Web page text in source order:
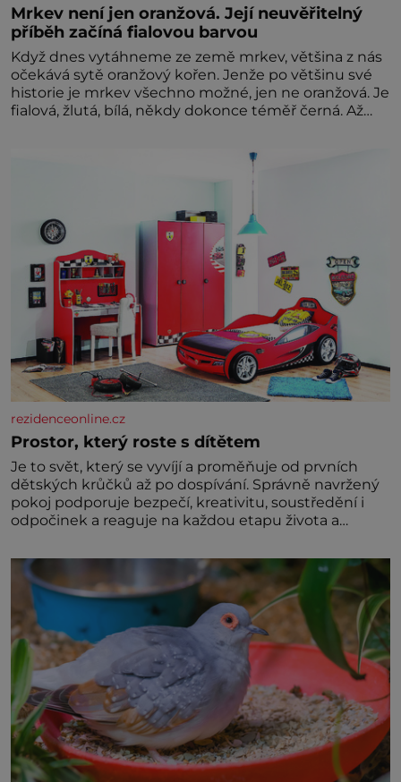
Mrkev není jen oranžová. Její neuvěřitelný
příběh začíná fialovou barvou
Když dnes vytáhneme ze země mrkev, většina z nás
očekává sytě oranžový kořen. Jenže po většinu své
historie je mrkev všechno možné, jen ne oranžová. Je
fialová, žlutá, bílá, někdy dokonce téměř černá. Až
nedokážeme představit. Její příběh je
rezidenceonline.cz
Prostor, který roste s dítětem
Je to svět, který se vyvíjí a proměňuje od prvních
dětských krůčků až po dospívání. Správně navržený
pokoj podporuje bezpečí, kreativitu, soustředění i
odpočinek a reaguje na každou etapu života a
jednoduchost, měkkost a bezpečí, proto by pokoj
miminka měl působit především klidně a útulně.
Předškolní věk je